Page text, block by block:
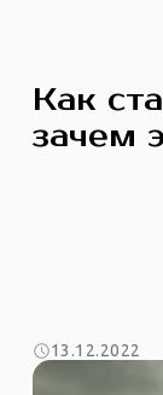
Как
зачем
13.12.2022